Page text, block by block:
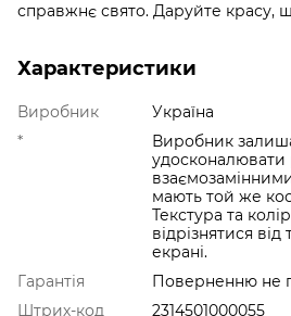
справжнє свято. Даруйте красу,
Характеристики
Виробник
Україна
*
Виробник
удосконалювати
мають той же
Текстура та
відрізнятися
екрані.
Гарантія
Поверненню не
Штрих-код
2314501000055